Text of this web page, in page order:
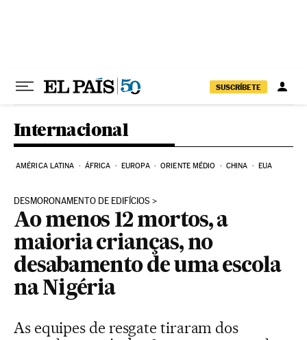
SUSCRÍBETE
Internacional
AMÉRICA LATINA ÁFRICA EUROPA ORIENTE MÉDIO CHINA EUA
DESMORONAMENTO DE EDIFÍCIOS
Ao menos 12 mortos, a
maioria crianças, no
desabamento de uma escola
na Nigéria
As equipes de resgate tiraram dos